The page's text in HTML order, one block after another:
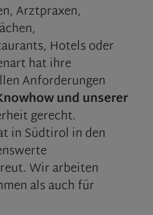
Arztpraxen,
Hotels oder
hat ihre
Anforderungen
und unserer
gerecht.
in Südtirol in den
Wir arbeiten
als auch für